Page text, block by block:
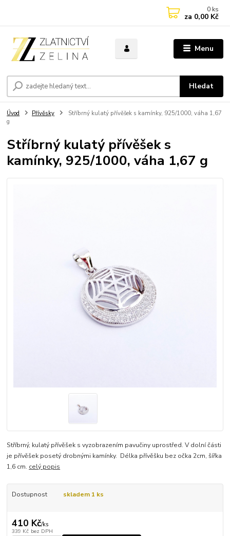
Menu
Hledat
0 ks
za 0,00 Kč
Úvod Přívěsky
Stříbrný kulatý přívěšek s kamínky, 925/1000, váha 1,67
g
Stříbrný kulatý přívěšek s
kamínky, 925/1000, váha 1,67 g
Stříbrný, kulatý přívěšek s vyzobrazením pavučiny uprostřed. V dolní části
je přívěšek posetý drobnými kamínky. Délka přívěšku bez očka 2cm, šířka
1,6 cm. celý popis
Dostupnost skladem 1 ks
410 Kč/ks
339 Kč bez DPH